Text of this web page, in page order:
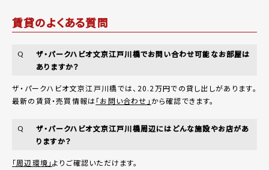
賃貸のよくある質問
Q
ザ・パークハビオ文京江戸川橋でお問い合わせ可能なお部屋は
ありますか？
ザ・パークハビオ文京江戸川橋では、20.2万円での貸し出しがあります。
最新の賃貸・売買情報は「お問い合わせ」 から確認できます。
Q
ザ・パークハビオ文京江戸川橋周辺にはどんな施設やお店があ
りますか？
「周辺環境」よりご確認いただけます。